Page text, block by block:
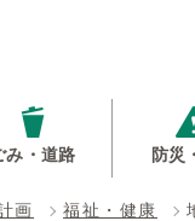
み・道路 防災
画 福祉・健康